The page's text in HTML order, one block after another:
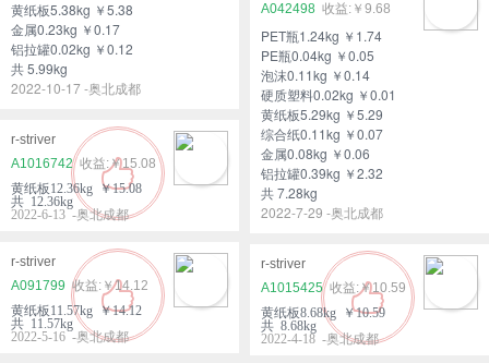
黄纸板5.38kg ￥5.38
金属0.23kg ￥0.17
铝拉罐0.02kg ￥0.12
共 5.99kg
2022-10-17 -奥北成都
A042498
￥9.68
PET瓶1.24kg ￥1.74
PE瓶0.04kg ￥0.05
泡沫0.11kg ￥0.14
硬质塑料0.02kg ￥0.01
黄纸板5.29kg ￥5.29
综合纸0.11kg ￥0.07
金属0.08kg ￥0.06
铝拉罐0.39kg ￥2.32
共 7.28kg
2022-7-29 -奥北成都
r-striver
A1016742
￥15.08
黄纸板12.36kg ￥15.08
共 12.36kg
2022-6-13 -奥北成都
r-striver
A091799
￥14.12
黄纸板11.57kg ￥14.12
共 11.57kg
2022-5-16 -奥北成都
r-striver
A1015425
￥10.59
黄纸板8.68kg ￥10.59
共 8.68kg
2022-4-18 -奥北成都